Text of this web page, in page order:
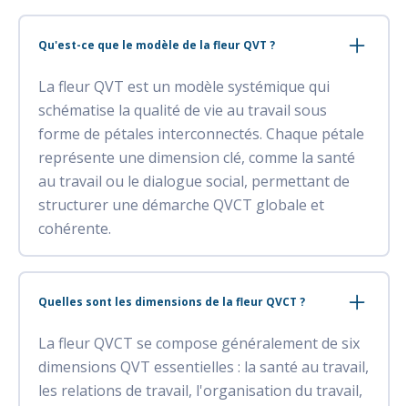
Qu'est-ce que le modèle de la fleur QVT ?
La fleur QVT est un modèle systémique qui
schématise la qualité de vie au travail sous
forme de pétales interconnectés. Chaque pétale
représente une dimension clé, comme la santé
au travail ou le dialogue social, permettant de
structurer une démarche QVCT globale et
cohérente.
Quelles sont les dimensions de la fleur QVCT ?
La fleur QVCT se compose généralement de six
dimensions QVT essentielles : la santé au travail,
les relations de travail, l'organisation du travail,